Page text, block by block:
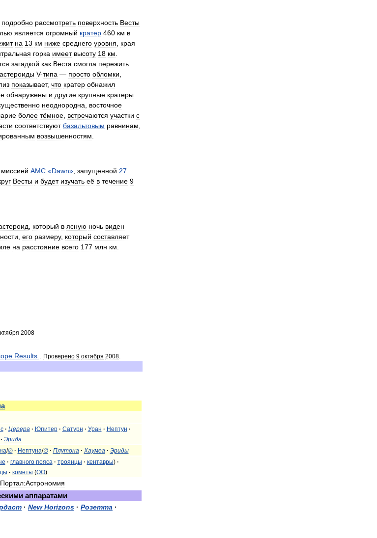
подробно рассмотреть поверхность Весты
является огромный кратер 460 км в
на 13 км ниже среднего уровня
края
горка имеет высоту 18 км
загадкой как Веста смогла пережить
астероиды V-типа — просто обломки
показывает, что кратер обнажил
обнаружены и другие крупные кратеры
неоднородна
восточное
более тёмное встречаются участки с
соответствуют базальтовым равнинам
возвышенностям
миссией АМС «Dawn» запущенной 27
Весты и будет изучать её в течение 9
который в ясную ночь виден
его размеру, который составляет
на расстояние всего 177 млн км
2008
Results Проверено 9 октября 2008
· Церера · Юпитер· Сатурн · Уран · Нептун ·
· Эрида
/∅· Нептуна/∅· Плутона · Хаумеа · Эриды
· главного пояса · троянцы · кентавры)·
· кометы (ОО)
Портал:Астрономия
аппаратами
· New Horizons · Розетта ·